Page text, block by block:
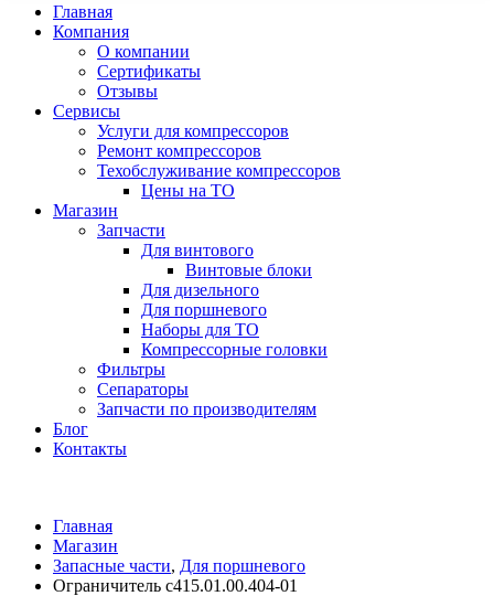
Главная
Компания
О компании
Сертификаты
Отзывы
Сервисы
Услуги для компрессоров
Ремонт компрессоров
Техобслуживание компрессоров
Цены на ТО
Магазин
Запчасти
Для винтового
Винтовые блоки
Для дизельного
Для поршневого
Наборы для ТО
Компрессорные головки
Фильтры
Сепараторы
Запчасти по производителям
Блог
Контакты
Главная
Магазин
Запасные части, Для поршневого
Ограничитель с415.01.00.404-01